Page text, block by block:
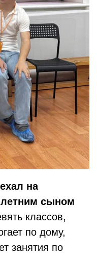
на
летним сыном
классов,
по дому,
занятия по